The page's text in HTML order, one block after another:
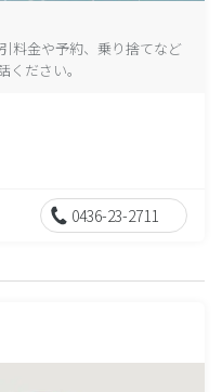
料金や予約、乗り捨てなど
ださい。
0436-23-2711